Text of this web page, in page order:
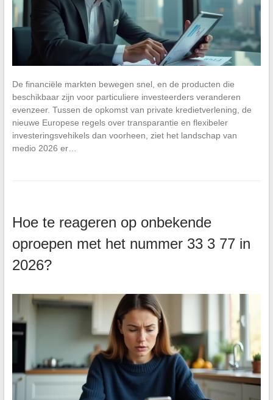
De financiële markten bewegen snel, en de producten die
beschikbaar zijn voor particuliere investeerders veranderen
evenzeer. Tussen de opkomst van private kredietverlening, de
nieuwe Europese regels over transparantie en flexibeler
investeringsvehikels dan voorheen, ziet het landschap van
medio 2026 er…
Hoe te reageren op onbekende
oproepen met het nummer 33 3 77 in
2026?